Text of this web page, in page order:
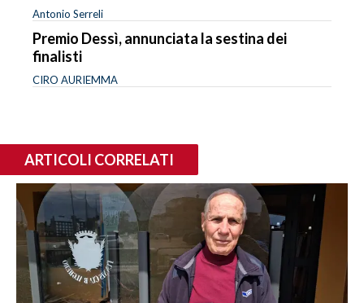
Antonio Serreli
Premio Dessì, annunciata la sestina dei
finalisti
CIRO AURIEMMA
ARTICOLI CORRELATI